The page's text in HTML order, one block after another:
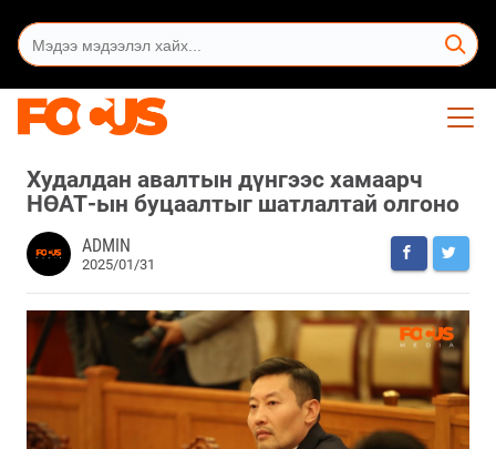
Худалдан авалтын дүнгээс хамаарч
НӨАТ-ын буцаалтыг шатлалтай олгоно
ADMIN
2025/01/31